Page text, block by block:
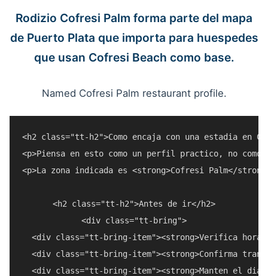
Rodizio Cofresi Palm forma parte del mapa
de Puerto Plata que importa para huespedes
que usan Cofresi Beach como base.
Named Cofresi Palm restaurant profile.
<h2 class="tt-h2">Como encaja con una estadia en
<p>Piensa en esto como un perfil practico, no
<p>La zona indicada es <strong>Cofresi Palm</
<h2 class="tt-h2">Antes de ir</h2>
<div class="tt-bring">
<div class="tt-bring-item"><strong>Verifica
<div class="tt-bring-item"><strong>Confirma
<div class="tt-bring-item"><strong>Manten el